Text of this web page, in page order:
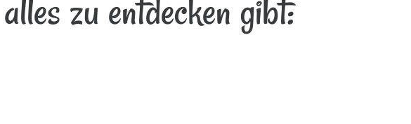
alles zu entdecken gibt: